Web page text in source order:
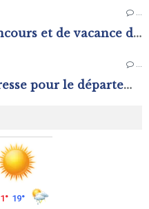
…
Trésor Public : Avis de concours et de vacance d'emplois
…
arrêté de situation sécheresse pour le département de l'Orne.